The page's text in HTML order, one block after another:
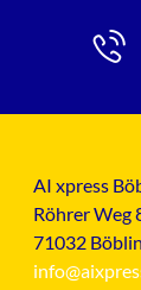
AI xpress
Röhrer Weg
71032